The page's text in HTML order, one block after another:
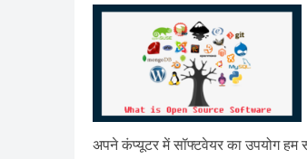
अपने कंप्यूटर में सॉफ्टवेयर का उपयोग